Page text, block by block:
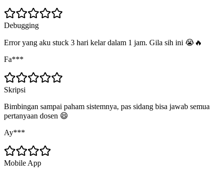
Debugging
Error yang aku stuck 3 hari kelar dalam 1 jam. Gila sih ini 😭🔥
Fa***
Skripsi
Bimbingan sampai paham sistemnya, pas sidang bisa jawab semua
pertanyaan dosen 😄
Ay***
Mobile App